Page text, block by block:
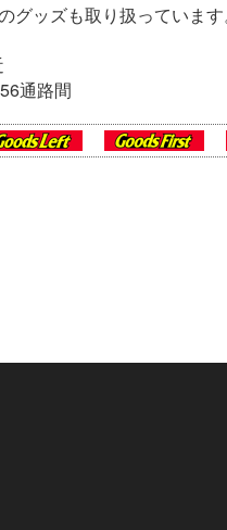
ッズも取り扱っています
通路間